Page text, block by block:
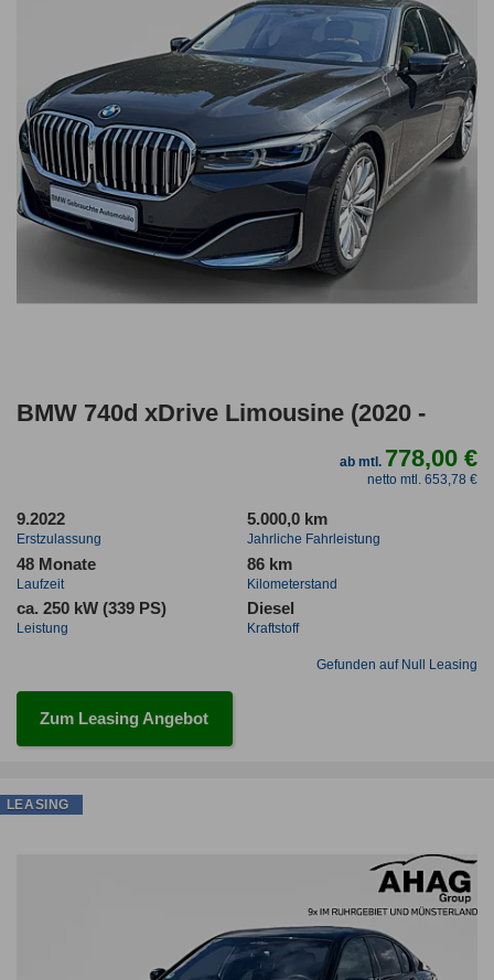
BMW 740d xDrive Limousine (2020 -
ab mtl. 778,00 €
netto mtl. 653,78 €
9.2022
Erstzulassung
5.000,0 km
Jahrliche Fahrleistung
48 Monate
Laufzeit
86 km
Kilometerstand
ca. 250 kW (339 PS)
Leistung
Diesel
Kraftstoff
Gefunden auf Null Leasing
Zum Leasing Angebot
LEASING